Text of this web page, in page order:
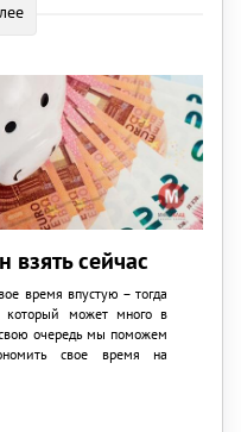
взять сейчас
время впустую – тогда
который может много в
очередь мы поможем
свое время на